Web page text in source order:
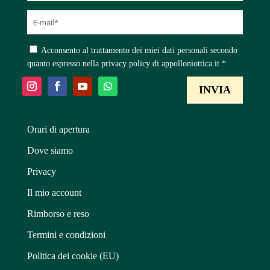
Acconsento al trattamento dei miei dati personali secondo
quanto espresso nella privacy policy di appolloniottica.it *
Orari di apertura
Dove siamo
Privacy
Il mio account
Rimborso e reso
Termini e condizioni
Politica dei cookie (EU)